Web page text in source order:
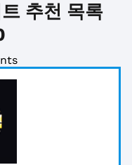
추천 목록